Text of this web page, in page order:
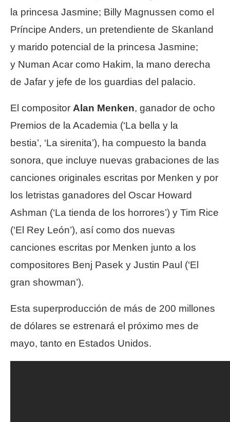
la princesa Jasmine; Billy Magnussen como el
Príncipe Anders, un pretendiente de Skanland
y marido potencial de la princesa Jasmine;
y Numan Acar como Hakim, la mano derecha
de Jafar y jefe de los guardias del palacio.
El compositor Alan Menken, ganador de ocho
Premios de la Academia (‘La bella y la
bestia’, ‘La sirenita’), ha compuesto la banda
sonora, que incluye nuevas grabaciones de las
canciones originales escritas por Menken y por
los letristas ganadores del Oscar Howard
Ashman (‘La tienda de los horrores’) y Tim Rice
(‘El Rey León’), así como dos nuevas
canciones escritas por Menken junto a los
compositores Benj Pasek y Justin Paul (‘El
gran showman’).
Esta superproducción de más de 200 millones
de dólares se estrenará el próximo mes de
mayo, tanto en Estados Unidos.